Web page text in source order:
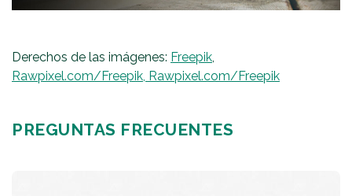
Derechos de las imágenes: Freepik,
Rawpixel.com/Freepik, Rawpixel.com/Freepik
PREGUNTAS FRECUENTES